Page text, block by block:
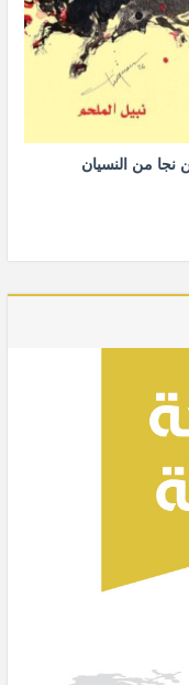
نجا من النسيان